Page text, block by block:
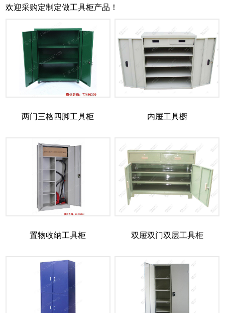
欢迎采购定制定做工具柜产品！
两门三格四脚工具柜 内屉工具橱
置物收纳工具柜 双屉双门双层工具柜